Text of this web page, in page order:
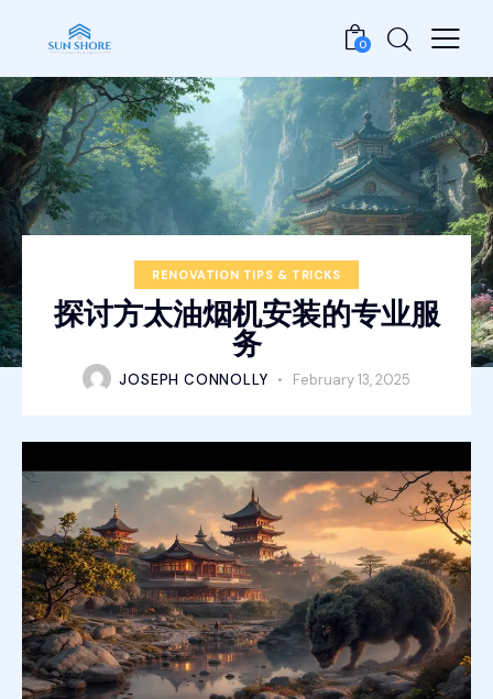
0
RENOVATION TIPS & TRICKS
探讨方太油烟机安装的专业服
务
JOSEPH CONNOLLY February 13, 2025